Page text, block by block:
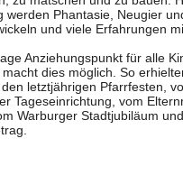
werden Phantasie, Neugier
und viele Erfahrungen
Anziehungspunkt für alle
dies möglich. So
letztjährigen Pfarrfesten,
Tageseinrichtung, vom
Warburger Stadtjubiläum